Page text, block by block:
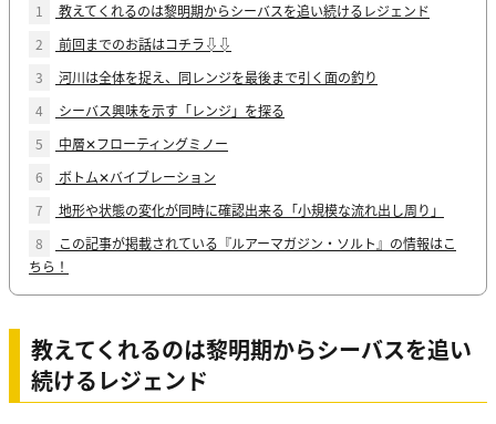
1
教えてくれるのは黎明期からシーバスを追い続けるレジェンド
2
前回までのお話はコチラ⇩⇩
3
河川は全体を捉え、同レンジを最後まで引く面の釣り
4
シーバス興味を示す「レンジ」を探る
5
中層✕フローティングミノー
6
ボトム✕バイブレーション
7
地形や状態の変化が同時に確認出来る「小規模な流れ出し周り」
8
この記事が掲載されている『ルアーマガジン・ソルト』の情報はこ
ちら！
教えてくれるのは黎明期からシーバスを追い
続けるレジェンド